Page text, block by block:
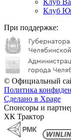
Клуб
При поддержке:
© Официальный
Политика
Сделано в Xpage
Спонсоры и
ХК Трактор